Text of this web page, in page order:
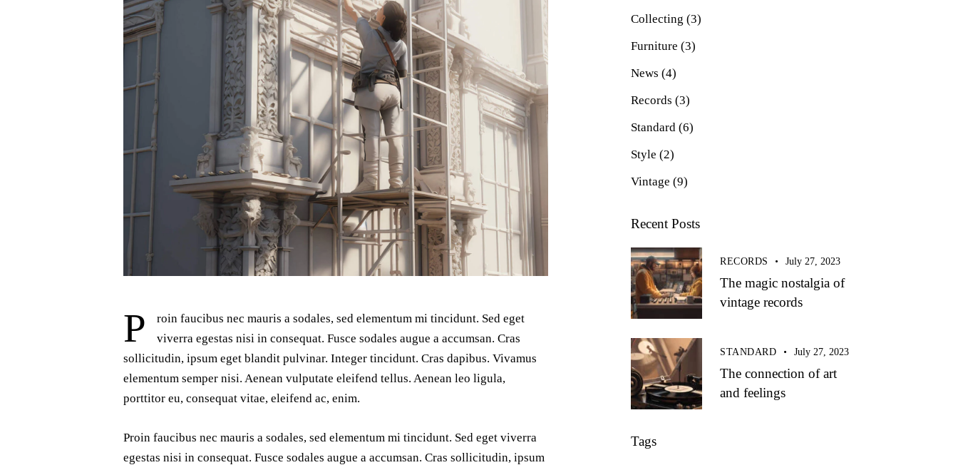
P
roin faucibus nec mauris a sodales, sed elementum mi tincidunt. Sed eget
viverra egestas nisi in consequat. Fusce sodales augue a accumsan. Cras
sollicitudin, ipsum eget blandit pulvinar. Integer tincidunt. Cras dapibus. Vivamus
elementum semper nisi. Aenean vulputate eleifend tellus. Aenean leo ligula,
porttitor eu, consequat vitae, eleifend ac, enim.
Proin faucibus nec mauris a sodales, sed elementum mi tincidunt. Sed eget viverra
egestas nisi in consequat. Fusce sodales augue a accumsan. Cras sollicitudin, ipsum
Collecting (3)
Furniture (3)
News (4)
Records (3)
Standard (6)
Style (2)
Vintage (9)
Recent Posts
RECORDS July 27, 2023
The magic nostalgia of
vintage records
STANDARD July 27, 2023
The connection of art
and feelings
Tags